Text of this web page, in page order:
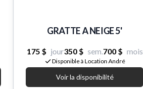
GRATTE A NEIGE 5'
175 $ jour350 $ sem.700 $ mois
Disponible à Location André
Voir la disponibilité